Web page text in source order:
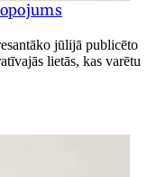
jūlijā publicēto
lietās, kas varētu